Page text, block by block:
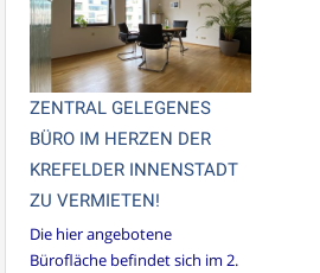
ZENTRAL GELEGENES
BÜRO IM HERZEN DER
KREFELDER INNENSTADT
ZU VERMIETEN!
Die hier angebotene
Bürofläche befindet sich im 2.